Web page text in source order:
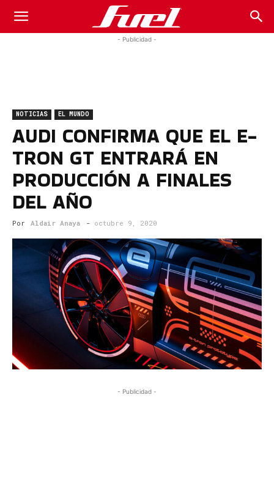
Fuel
Magazine
- Publicidad -
NOTICIAS EL MUNDO
AUDI CONFIRMA QUE EL E-
TRON GT ENTRARÁ EN
PRODUCCIÓN A FINALES
DEL AÑO
Por Aldair Anaya - octubre 9, 2020
- Publicidad -